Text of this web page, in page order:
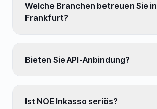
Welche Branchen betreuen Sie in
Frankfurt?
Bieten Sie API-Anbindung?
Ist NOE Inkasso seriös?